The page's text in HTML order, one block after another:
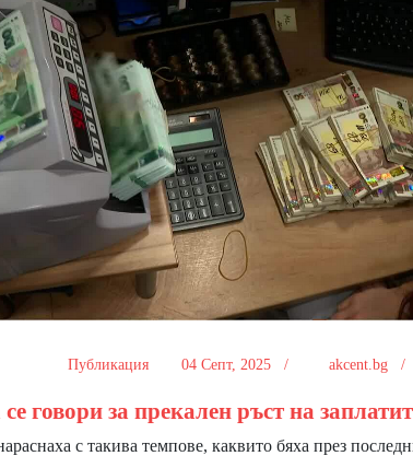
Публикация 04 Септ, 2025 / akcent.bg /
говори за прекален ръст на
с такива темпове, каквито бяха през